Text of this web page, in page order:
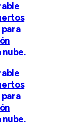
para
para